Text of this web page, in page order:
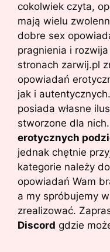
cokolwiek czyta,
mają wielu
dobre sex
pragnienia i
stronach zarwij.pl
opowiadań
jak i
posiada własne
stworzone dla nich.
erotycznych
jednak chętnie
kategorie należy
opowiadań Wam
a my spróbujemy
zrealizować.
Discord gdzie